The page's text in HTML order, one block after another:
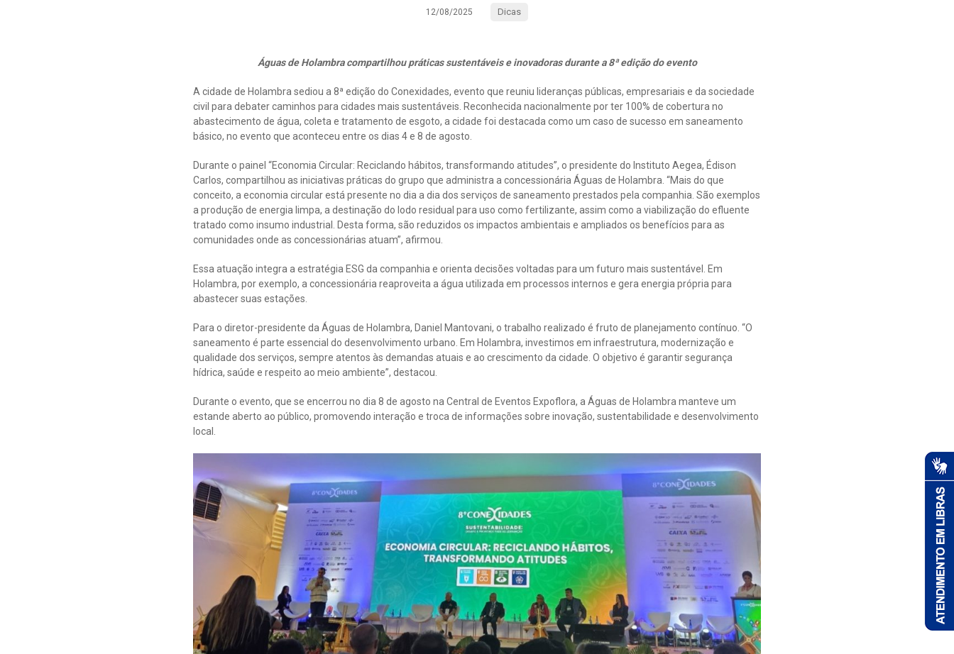
12/08/2025 Dicas
Águas de Holambra compartilhou práticas sustentáveis e inovadoras durante a 8ª edição do evento
A cidade de Holambra sediou a 8ª edição do Conexidades, evento que reuniu lideranças públicas, empresariais e da sociedade
civil para debater caminhos para cidades mais sustentáveis. Reconhecida nacionalmente por ter 100% de cobertura no
abastecimento de água, coleta e tratamento de esgoto, a cidade foi destacada como um caso de sucesso em saneamento
básico, no evento que aconteceu entre os dias 4 e 8 de agosto.
Durante o painel “Economia Circular: Reciclando hábitos, transformando atitudes”, o presidente do Instituto Aegea, Édison
Carlos, compartilhou as iniciativas práticas do grupo que administra a concessionária Águas de Holambra. “Mais do que
conceito, a economia circular está presente no dia a dia dos serviços de saneamento prestados pela companhia. São exemplos
a produção de energia limpa, a destinação do lodo residual para uso como fertilizante, assim como a viabilização do efluente
tratado como insumo industrial. Desta forma, são reduzidos os impactos ambientais e ampliados os benefícios para as
comunidades onde as concessionárias atuam”, afirmou.
Essa atuação integra a estratégia ESG da companhia e orienta decisões voltadas para um futuro mais sustentável. Em
Holambra, por exemplo, a concessionária reaproveita a água utilizada em processos internos e gera energia própria para
abastecer suas estações.
Para o diretor-presidente da Águas de Holambra, Daniel Mantovani, o trabalho realizado é fruto de planejamento contínuo. “O
saneamento é parte essencial do desenvolvimento urbano. Em Holambra, investimos em infraestrutura, modernização e
qualidade dos serviços, sempre atentos às demandas atuais e ao crescimento da cidade. O objetivo é garantir segurança
hídrica, saúde e respeito ao meio ambiente”, destacou.
Durante o evento, que se encerrou no dia 8 de agosto na Central de Eventos Expoflora, a Águas de Holambra manteve um
estande aberto ao público, promovendo interação e troca de informações sobre inovação, sustentabilidade e desenvolvimento
local.